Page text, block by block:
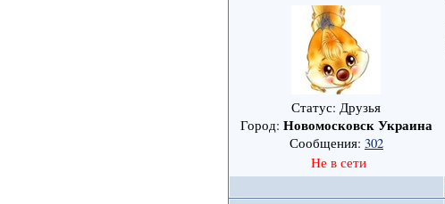
Статус: Друзья
Город: Новомосковск Украина
Сообщения: 302
Не в сети